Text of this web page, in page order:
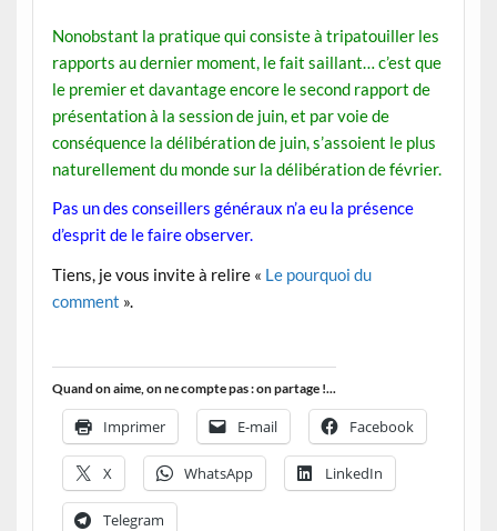
Nonobstant la pratique qui consiste à tripatouiller les
rapports au dernier moment, le fait saillant… c’est que
le premier et davantage encore le second rapport de
présentation à la session de juin, et par voie de
conséquence la délibération de juin, s’assoient le plus
naturellement du monde sur la délibération de février.
Pas un des conseillers généraux n’a eu la présence
d’esprit de le faire observer.
Tiens, je vous invite à relire « Le pourquoi du
comment ».
Quand on aime, on ne compte pas : on partage !...
Imprimer E-mail Facebook
X WhatsApp LinkedIn
Telegram